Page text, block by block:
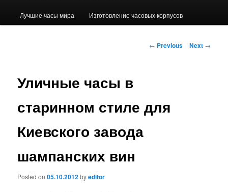
Лучшие часы мира Изготовление часовых корпусов
Post navigation
← Previous Next →
Уличные часы в
старинном стиле для
Киевского завода
шампанских вин
Posted on05.10.2012byeditor